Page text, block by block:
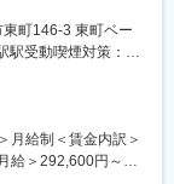
く、設計通りの製
す。また、製造現
体の工程を把握し
署は約10名ほどの
お任せします。ア
想定しています。
テスト項目作成、
町146-3 東町ベー
受動喫煙対策：屋
月給制＜賃金内訳＞
給＞292,600円～